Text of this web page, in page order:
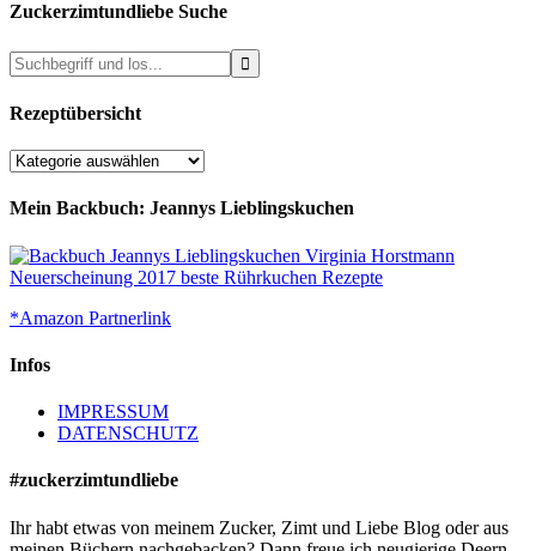
Zuckerzimtundliebe Suche
Rezeptübersicht
Rezeptübersicht
Mein Backbuch: Jeannys Lieblingskuchen
*Amazon Partnerlink
Infos
IMPRESSUM
DATENSCHUTZ
#zuckerzimtundliebe
Ihr habt etwas von meinem Zucker, Zimt und Liebe Blog oder aus